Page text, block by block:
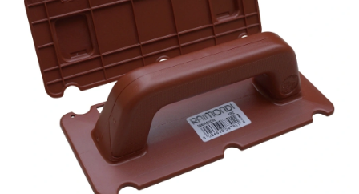
hvězdiček.